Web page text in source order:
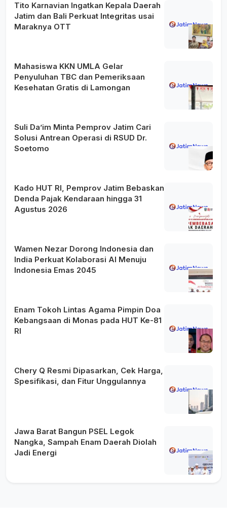
Tito Karnavian Ingatkan Kepala Daerah
Jatim dan Bali Perkuat Integritas usai
Maraknya OTT
Mahasiswa KKN UMLA Gelar
Penyuluhan TBC dan Pemeriksaan
Kesehatan Gratis di Lamongan
Suli Da’im Minta Pemprov Jatim Cari
Solusi Antrean Operasi di RSUD Dr.
Soetomo
Kado HUT RI, Pemprov Jatim Bebaskan
Denda Pajak Kendaraan hingga 31
Agustus 2026
Wamen Nezar Dorong Indonesia dan
India Perkuat Kolaborasi AI Menuju
Indonesia Emas 2045
Enam Tokoh Lintas Agama Pimpin Doa
Kebangsaan di Monas pada HUT Ke-81
RI
Chery Q Resmi Dipasarkan, Cek Harga,
Spesifikasi, dan Fitur Unggulannya
Jawa Barat Bangun PSEL Legok
Nangka, Sampah Enam Daerah Diolah
Jadi Energi